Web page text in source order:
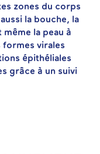
zones du corps
la bouche, la
même la peau à
formes virales
épithéliales
grâce à un suivi